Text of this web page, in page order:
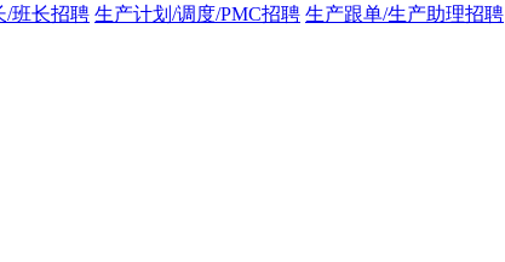
/班长招聘 生产计划/调度/PMC招聘 生产跟单/生产助理招聘